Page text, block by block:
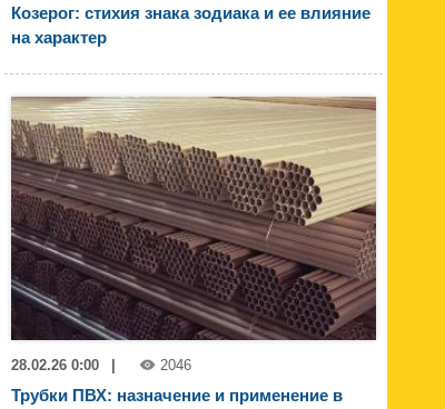
Козерог: стихия знака зодиака и ее влияние
на характер
28.02.26 0:00 | 2046
Трубки ПВХ: назначение и применение в